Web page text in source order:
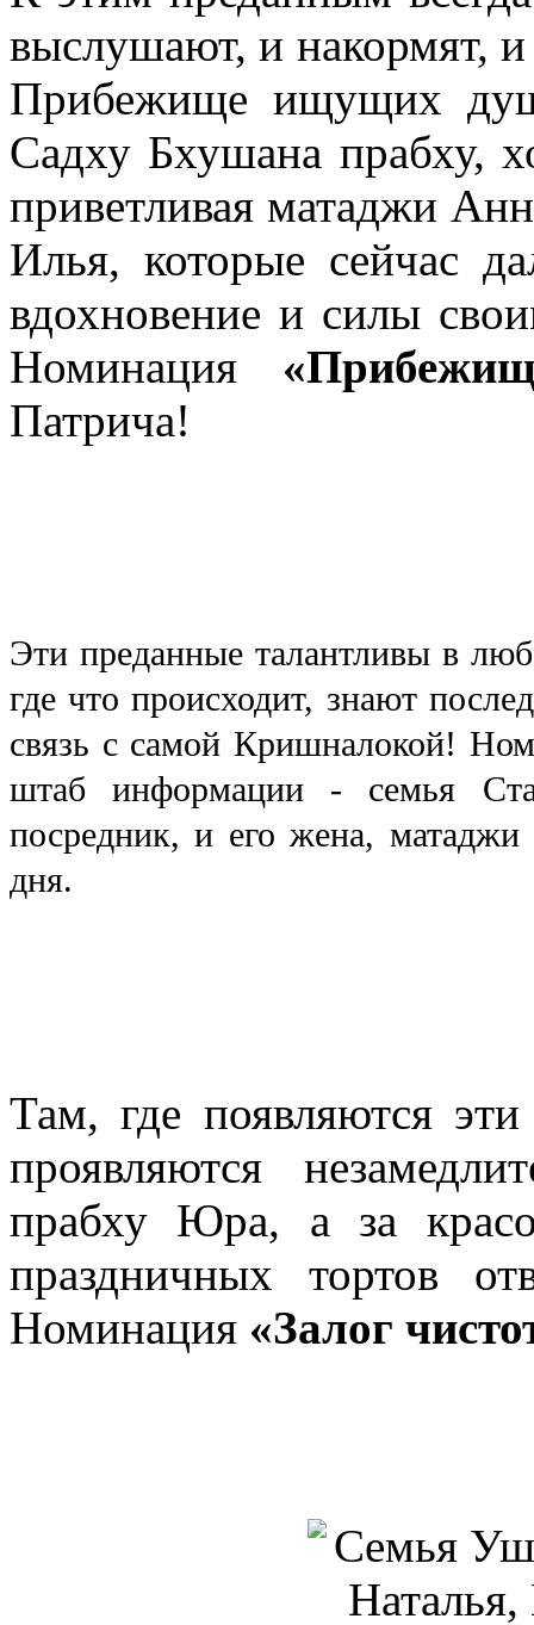
выслушают, и накормят,
Прибежище ищущих
Садху Бхушана прабху,
приветливая матаджи
Илья, которые сейчас
вдохновение и силы
Номинация
Патрича!
Эти преданные талантливы в
где что происходит, знают
связь с самой Кришналокой!
штаб информации - семья
посредник, и его жена, матаджи
дня.
Там, где появляются
проявляются
прабху Юра, а за
праздничных тортов
Номинация «Залог